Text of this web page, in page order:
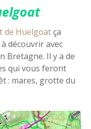
de Huelgoatça
découvrir avec
Bretagne. Il y a de
qui vous feront
: mares, grotte du